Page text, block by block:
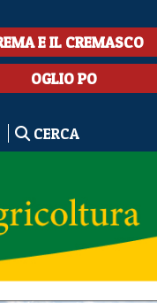
E IL CREMASCO
OGLIO PO
CERCA